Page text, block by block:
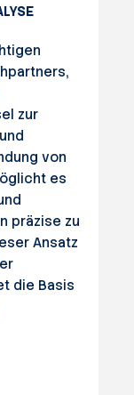
zur
von
es
präzise zu
Ansatz
die Basis